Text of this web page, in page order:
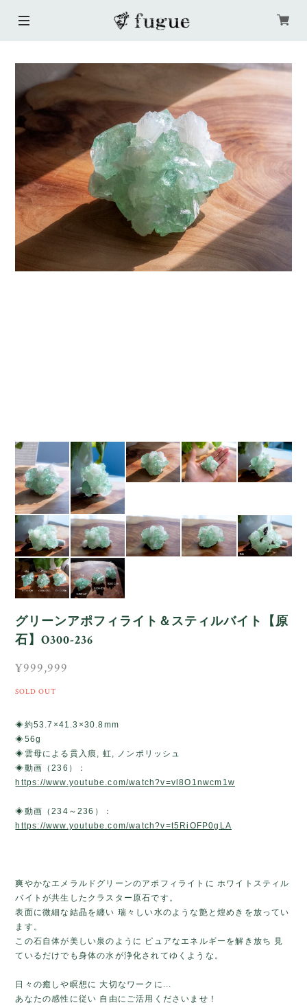
グリーンアポフィライト＆スティルバイト【原
石】O300-236
¥999,999
SOLD OUT
◈約53.7×41.3×30.8mm
◈56g
◈雲母による貫入痕, 虹, ノンポリッシュ
◈動画（236）：
https://www.youtube.com/watch?v=vl8O1nwcm1w
◈動画（234～236）：
https://www.youtube.com/watch?v=t5RiOFP0gLA
爽やかなエメラルドグリーンのアポフィライトに ホワイトスティル
バイトが共生したクラスター原石です。
表面に微細な結晶を纏い 瑞々しい水のような艶と煌めきを放ってい
ます。
この石自体が美しい泉のように ピュアなエネルギーを解き放ち 見
ているだけでも身体の水が浄化されてゆくような。
日々の癒しや瞑想に 大切なワークに...
あなたの感性に従い 自由にご活用くださいませ！